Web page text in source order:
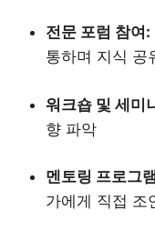
전문 포럼 참여:
통하며 지식 공
워크숍 및 세미
향 파악
멘토링 프로그
가에게 직접 조